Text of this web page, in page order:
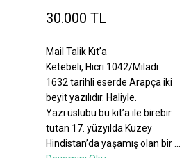
30.000 TL
Mail Talik Kıt’a
Ketebeli, Hicri 1042/Miladi
1632 tarihli eserde Arapça iki
beyit yazılıdır. Haliyle.
Yazı üslubu bu kıt’a ile birebir
tutan 17. yüzyılda Kuzey
Hindistan’da yaşamış olan bir